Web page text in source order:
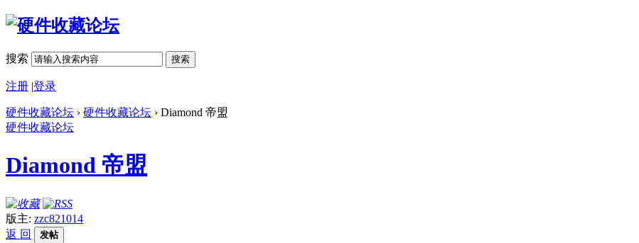
搜索 搜索
注册 |登录
硬件收藏论坛 › 硬件收藏论坛 › Diamond 帝盟
硬件收藏论坛
Diamond 帝盟
版主: zzc821014
返 回
发帖